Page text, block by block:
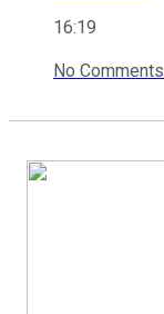
16:19
No Comments